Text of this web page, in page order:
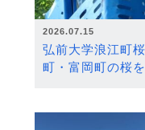
2026.07.15
弘前大学浪江町
町・富岡町の桜